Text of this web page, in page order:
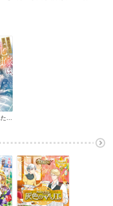
置き去りにされた花嫁は、辺境騎士の不器用な愛に気づかない【電子特典付き】